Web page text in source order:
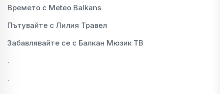
Времето с Meteo Balkans
Пътувайте с Лилия Травел
Забавлявайте се с Балкан Мюзик ТВ
.
.